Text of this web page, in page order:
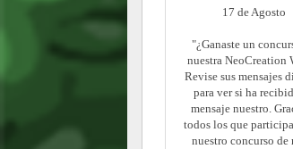
17 de Agosto
"¿Ganaste un
nuestra NeoCreation
Revise sus mensajes
para ver si ha
mensaje nuestro.
todos los que
nuestro concurso de